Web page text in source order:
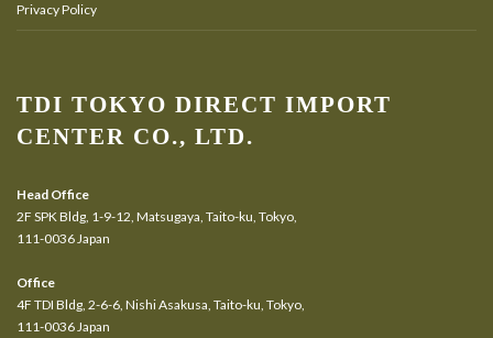
Privacy Policy
TDI TOKYO DIRECT IMPORT
CENTER CO., LTD.
Head Office
2F SPK Bldg, 1-9-12, Matsugaya, Taito-ku, Tokyo,
111-0036 Japan
Office
4F TDI Bldg, 2-6-6, Nishi Asakusa, Taito-ku, Tokyo,
111-0036 Japan